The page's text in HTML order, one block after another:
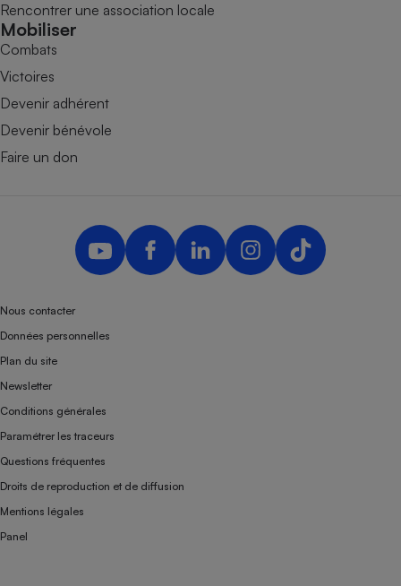
Rencontrer une association locale
Mobiliser
Combats
Victoires
Devenir adhérent
Devenir bénévole
Faire un don
Nous contacter
Données personnelles
Plan du site
Newsletter
Conditions générales
Paramétrer les traceurs
Questions fréquentes
Droits de reproduction et de diffusion
Mentions légales
Panel